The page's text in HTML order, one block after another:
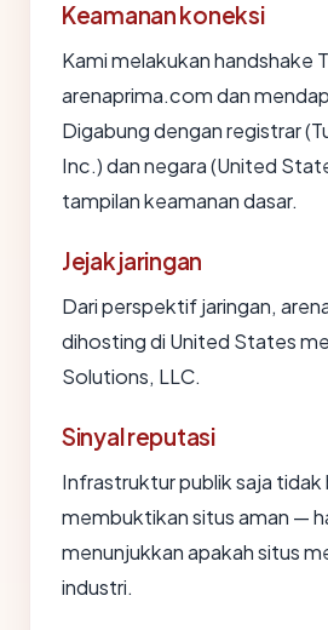
Keamanan koneksi
Kami melakukan handshake
arenaprima.com dan
Digabung dengan registrar
Inc.) dan negara (United
tampilan keamanan dasar.
Jejak jaringan
Dari perspektif jaringan,
dihosting di United States
Solutions, LLC.
Sinyal reputasi
Infrastruktur publik saja tidak
membuktikan situs aman —
menunjukkan apakah situs
industri.